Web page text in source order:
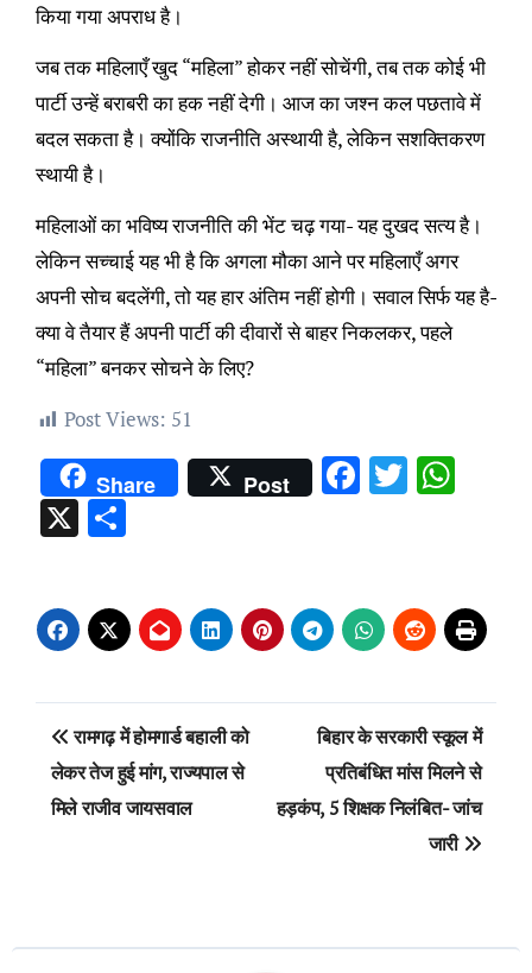
किया गया अपराध है।
जब तक महिलाएँ खुद “महिला” होकर नहीं सोचेंगी, तब तक कोई भी
पार्टी उन्हें बराबरी का हक नहीं देगी। आज का जश्न कल पछतावे में
बदल सकता है। क्योंकि राजनीति अस्थायी है, लेकिन सशक्तिकरण
स्थायी है।
महिलाओं का भविष्य राजनीति की भेंट चढ़ गया- यह दुखद सत्य है।
लेकिन सच्चाई यह भी है कि अगला मौका आने पर महिलाएँ अगर
अपनी सोच बदलेंगी, तो यह हार अंतिम नहीं होगी। सवाल सिर्फ यह है-
क्या वे तैयार हैं अपनी पार्टी की दीवारों से बाहर निकलकर, पहले
“महिला” बनकर सोचने के लिए?
Post Views: 51
Share Post Facebook
Twitter
X Share
Post
navigation
रामगढ़ में होमगार्ड बहाली को
लेकर तेज हुई मांग, राज्यपाल से
मिले राजीव जायसवाल
बिहार के सरकारी स्कूल में
प्रतिबंधित मांस मिलने से
हड़कंप, 5 शिक्षक निलंबित- जांच
जारी